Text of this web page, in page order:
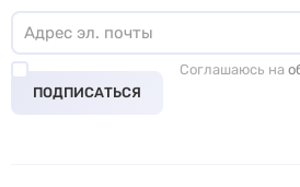
ПОДПИСАТЬСЯ
Соглашаюсь на